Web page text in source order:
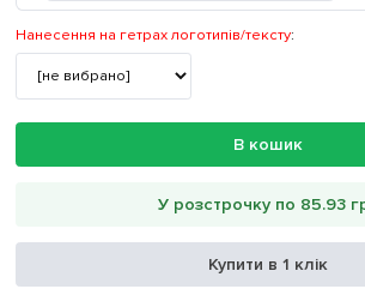
Нанесення на гетрах логотипів/тексту:
В кошик
У розстрочку по 85.93
Купити в 1 клік